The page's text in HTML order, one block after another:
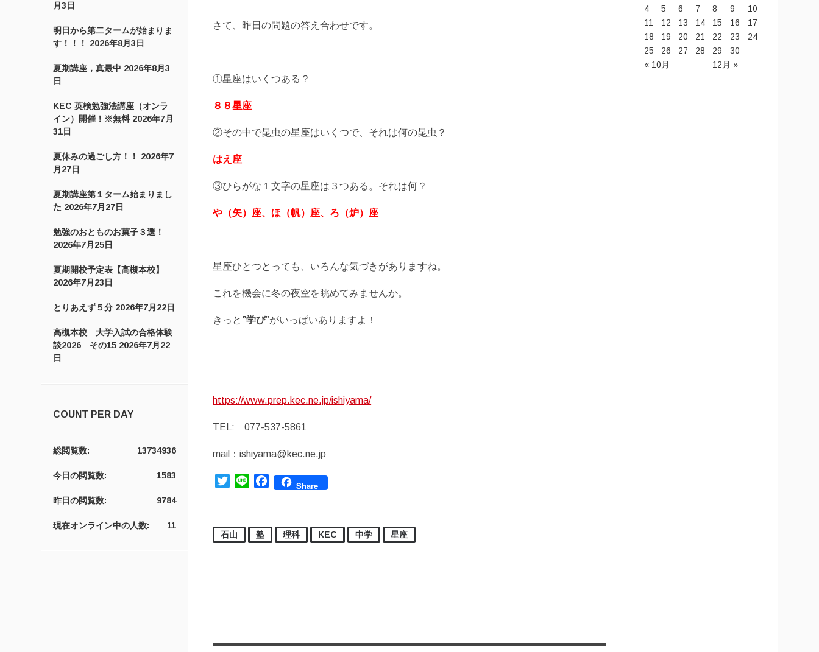
月3日
明日から第二タームが始まりま
す！！！
2026年8月3日
夏期講座，真最中 2026年8月3
日
KEC 英検勉強法講座（オンラ
イン）開催！※無料 2026年7月
31日
夏休みの過ごし方！！
2026年7
月27日
夏期講座第１ターム始まりまし
た 2026年7月27日
勉強のおとものお菓子３選！
2026年7月25日
夏期開校予定表【高槻本校】
2026年7月23日
とりあえず５分 2026年7月22日
高槻本校 大学入試の合格体験
談2026 その15 2026年7月22
日
COUNT PER DAY
13734936
総閲覧数:
1583
今日の閲覧数:
9784
昨日の閲覧数:
11
現在オンライン中の人数:
« 10月 12月 »
4
5 6 7 8 9
10
11
12 13 14 15 16
17
18
19 20 21 22 23
24
25
26 27 28 29 30
さて、昨日の問題の答え合わせです。
①星座はいくつある？
８８星座
②その中で昆虫の星座はいくつで、それは何の昆虫？
はえ座
③ひらがな１文字の星座は３つある。それは何？
や（矢）座、ほ（帆）座、ろ（炉）座
星座ひとつとっても、いろんな気づきがありますね。
これを機会に冬の夜空を眺めてみませんか。
きっと ”学び”がいっぱいありますよ！
https://www.prep.kec.ne.jp/ishiyama/
TEL: 077-537-5861
mail：ishiyama@kec.ne.jp
TwitterLine FacebookShare
石山 塾 理科 KEC 中学 星座